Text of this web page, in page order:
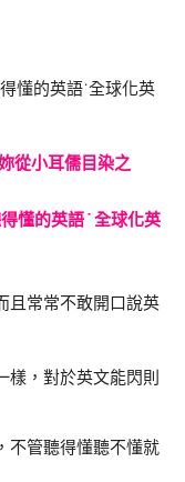
從小耳儒目染之
且常常不敢開口說英
樣，對於英文能閃則
不管聽得懂聽不懂就